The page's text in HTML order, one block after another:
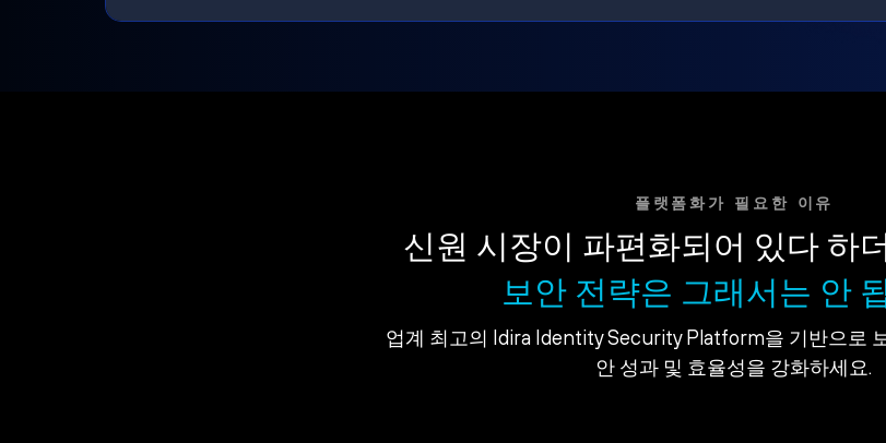
플랫폼화가 필요한 이유
신원 시장이 파편화되어 있다 하
보안 전략은 그래서는 안
업계 최고의 Idira Identity Security Platform을 기반으로
안 성과 및 효율성을 강화하세요.